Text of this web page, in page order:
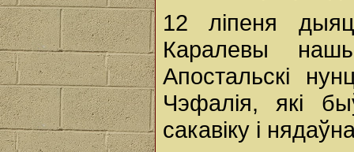
12 ліпеня
Каралевы
Апостальскі
Чэфалія, які
сакавіку і